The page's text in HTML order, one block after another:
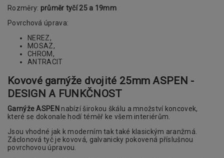
Rozměry: průměr tyčí 25 a 19mm
Povrchová úprava:
NEREZ,
MOSAZ,
CHROM,
ANTRACIT
Kovové garnýže dvojité 25mm ASPEN -
DESIGN A FUNKČNOST
Garnýže ASPEN nabízí širokou škálu a množství koncovek,
které se dokonale hodí téměř ke všem interiérům.
Jsou vhodné jak k moderním tak také klasickým aranžmá.
Záclonová tyč je kovová, galvanicky pokovená příslušnou
povrchovou úpravou.